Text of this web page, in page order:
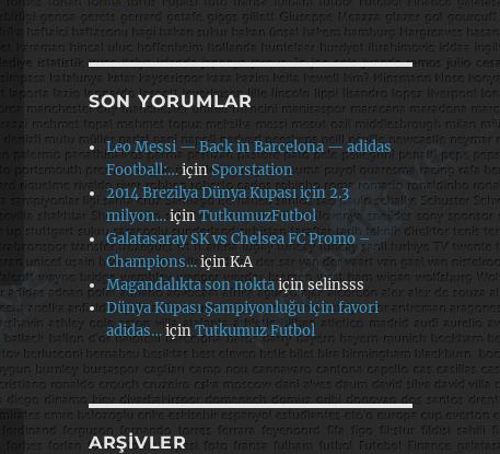
SON YORUMLAR
Leo Messi — Back in Barcelona — adidas
Football:…içinSporstation
2014 Brezilya Dünya Kupası için 2.3
milyon…içinTutkumuzFutbol
Galatasaray SK vs Chelsea FC Promo –
Champions…içinK.A
Magandalıkta son noktaiçinselinsss
Dünya Kupası Şampiyonluğu için favori
adidas…içinTutkumuz Futbol
ARŞIVLER